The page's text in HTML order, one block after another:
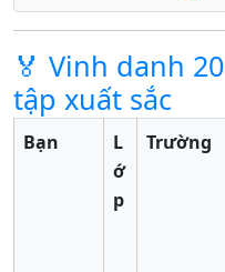
🏅 Vinh danh
tập xuất sắc
Bạn
L
ớ
p
Trường